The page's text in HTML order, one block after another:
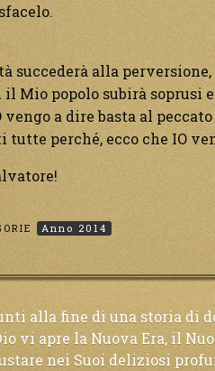
succederà alla perversione,
il Mio popolo subirà soprusi
vengo a dire basta al
tutte perché, ecco che IO
Anno 2014
alla fine di una storia di
vi apre la Nuova Era, il
nei Suoi deliziosi